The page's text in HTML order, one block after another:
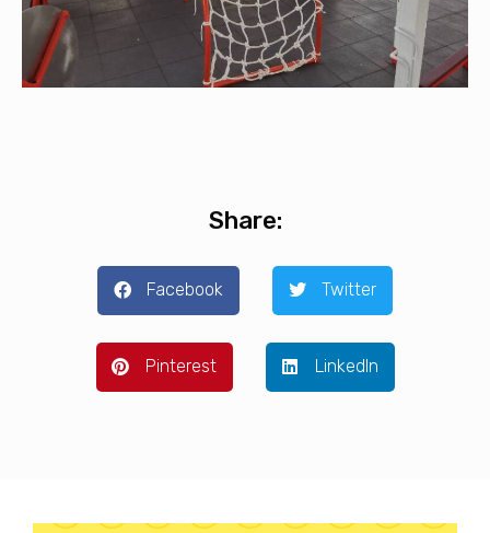
Share:
Facebook Twitter
Pinterest LinkedIn